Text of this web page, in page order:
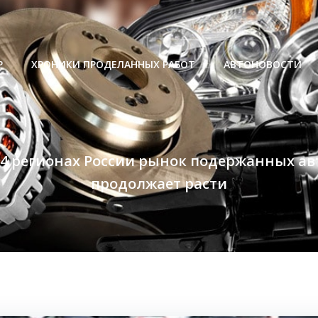
ХРОНИКИ ПРОДЕЛАННЫХ РАБОТ АВТОНОВОСТИ
регионах России рынок подержанных
продолжает расти